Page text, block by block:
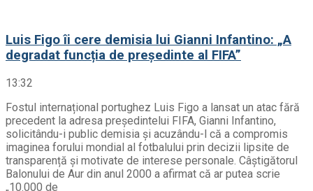
Luis Figo îi cere demisia lui Gianni Infantino: „A
degradat funcția de președinte al FIFA”
13:32
Fostul internațional portughez Luis Figo a lansat un atac fără
precedent la adresa președintelui FIFA, Gianni Infantino,
solicitându-i public demisia și acuzându-l că a compromis
imaginea forului mondial al fotbalului prin decizii lipsite de
transparență și motivate de interese personale. Câștigătorul
Balonului de Aur din anul 2000 a afirmat că ar putea scrie
„10.000 de